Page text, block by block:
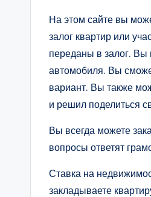
На этом сайте вы
залог квартир или
переданы в залог. Вы
автомобиля. Вы
вариант. Вы также
и решил поделиться
Вы всегда можете
вопросы ответят
Ставка на
закладываете